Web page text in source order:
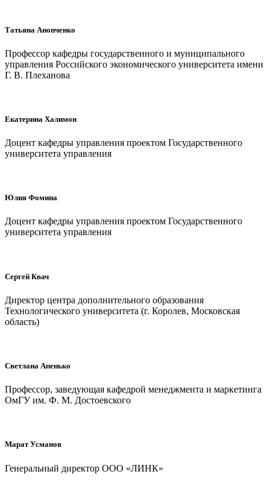
Татьяна Анопченко
Профессор кафедры государственного и муниципального
управления Российского экономического университета имени
Г. В. Плеханова
Екатерина Халимон
Доцент кафедры управления проектом Государственного
университета управления
Юлия Фомина
Доцент кафедры управления проектом Государственного
университета управления
Сергей Квач
Директор центра дополнительного образования
Технологического университета (г. Королев, Московская
область)
Светлана Апенько
Профессор, заведующая кафедрой менеджмента и маркетинга
ОмГУ им. Ф. М. Достоевского
Марат Усманов
Генеральный директор ООО «ЛИНК»